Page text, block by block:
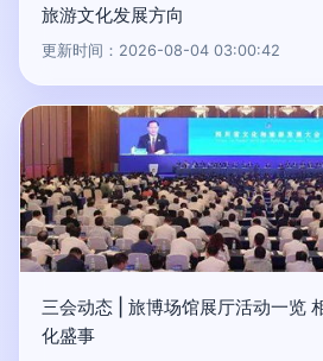
旅游文化发展方向
更新时间：2026-08-04 03:00:42
三会动态 | 旅博场馆展厅活动一览
化盛事